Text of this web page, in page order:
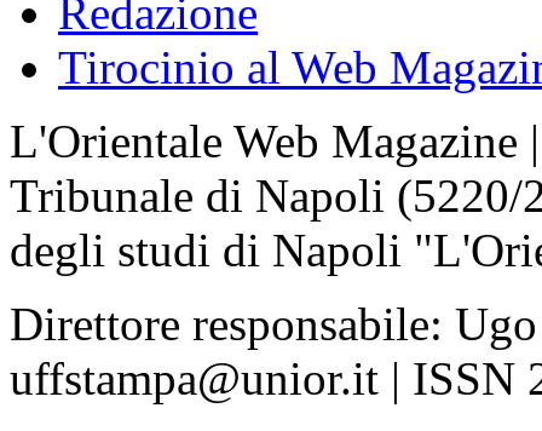
Redazione
Tirocinio al Web
L'Orientale Web Magazine
Tribunale di Napoli
degli studi di Napoli
Direttore responsabile:
uffstampa@unior.it | ISSN